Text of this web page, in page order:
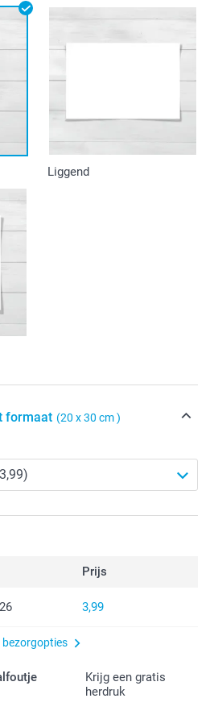
Liggend
formaat (20 x 30 cm )
Prijs
3,99
bezorgopties
Krijg een gratis
herdruk